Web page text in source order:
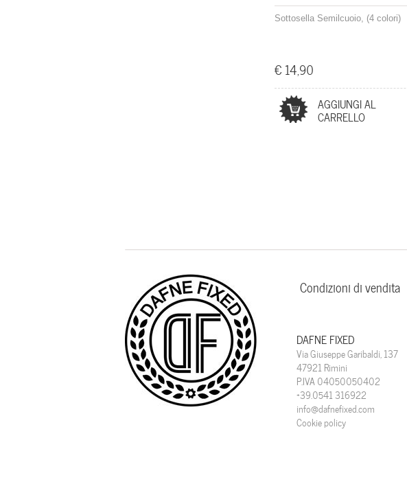
Sottosella Semilcuoio, (4 colori)
€ 14,90
AGGIUNGI AL
CARRELLO
Condizioni di vendita
DAFNE FIXED
Via Giuseppe Garibaldi, 137
47921 Rimini
P.IVA 04050050402
+39.0541 316922
info@dafnefixed.com
Cookie policy